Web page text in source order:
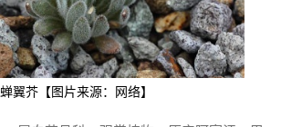
蝉翼芥【图片来源：网络】